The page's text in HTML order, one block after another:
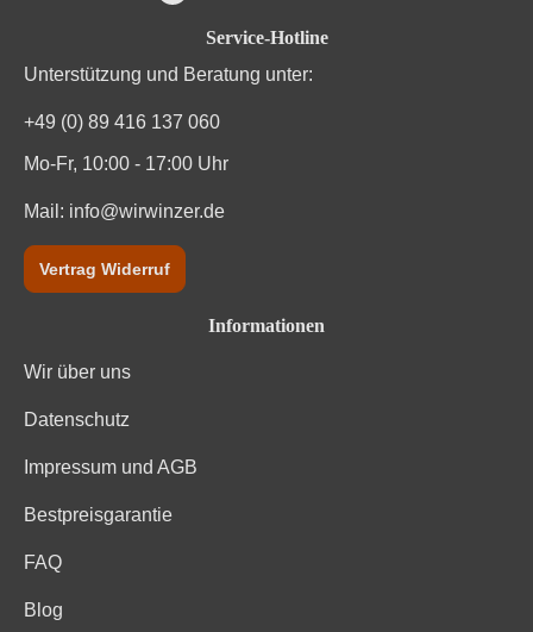
Traubenfarbe
Weinart
Service-Hotline
Unterstützung und Beratung unter:
+49 (0) 89 416 137 060
Mo-Fr, 10:00 - 17:00 Uhr
Mail: info@wirwinzer.de
Vertrag Widerruf
Informationen
Wir über uns
Datenschutz
Impressum und AGB
Bestpreisgarantie
FAQ
Blog